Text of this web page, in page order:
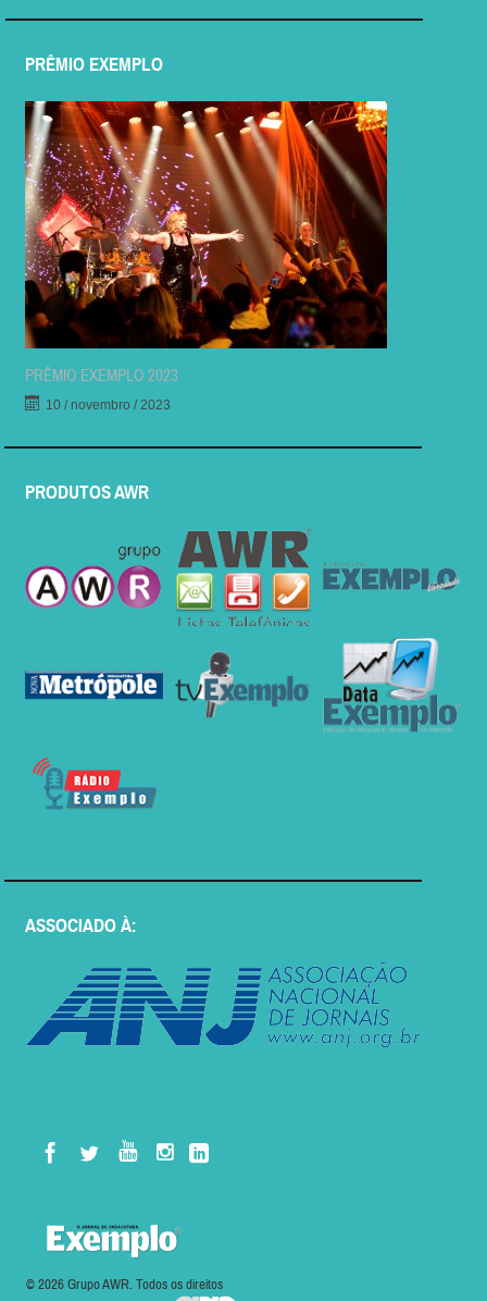
PRÊMIO EXEMPLO
PRÊMIO EXEMPLO 2023
10 / novembro / 2023
PRODUTOS AWR
ASSOCIADO À:
© 2026 Grupo AWR. Todos os direitos